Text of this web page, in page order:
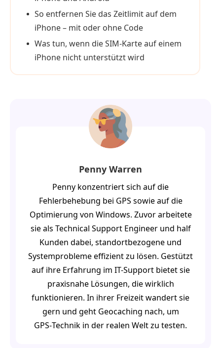
So entfernen Sie das Zeitlimit auf dem
iPhone – mit oder ohne Code
Was tun, wenn die SIM‑Karte auf einem
iPhone nicht unterstützt wird
Penny Warren
Penny konzentriert sich auf die
Fehlerbehebung bei GPS sowie auf die
Optimierung von Windows. Zuvor arbeitete
sie als Technical Support Engineer und half
Kunden dabei, standortbezogene und
Systemprobleme effizient zu lösen. Gestützt
auf ihre Erfahrung im IT-Support bietet sie
praxisnahe Lösungen, die wirklich
funktionieren. In ihrer Freizeit wandert sie
gern und geht Geocaching nach, um
GPS‑Technik in der realen Welt zu testen.